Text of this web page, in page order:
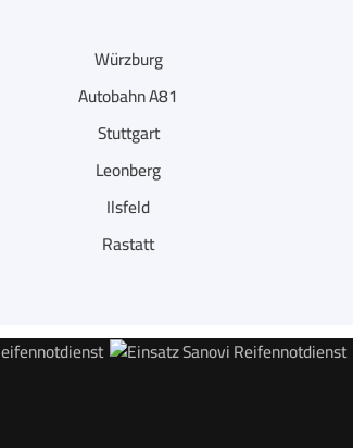
Würzburg
Autobahn A81
Stuttgart
Leonberg
Ilsfeld
Rastatt